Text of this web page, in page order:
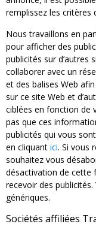
remplissez les critères
Nous travaillons en
pour afficher des
publicités sur d’autres
collaborer avec un
et des balises Web
sur ce site Web et
ciblées en fonction de
pas que ces
publicités qui vous
en cliquant ici. Si vous
souhaitez vous
désactivation de cette
recevoir des
génériques.
Sociétés affiliées